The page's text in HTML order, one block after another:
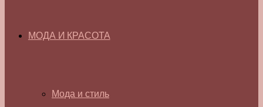
МОДА И КРАСОТА
Мода и стиль